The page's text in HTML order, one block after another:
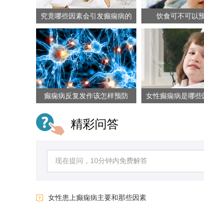
究竟哪些因素会引发癫痫病的
发
饮食可不可以
癫痫病反复发作该怎样预防 女性癫痫病是哪些
精彩问答
女性患上癫痫病主要和那些因素